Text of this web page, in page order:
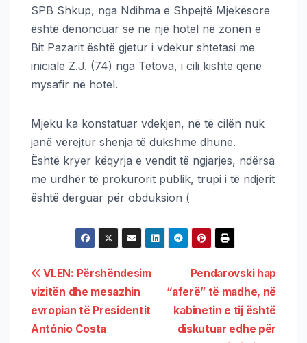
SPB Shkup, nga Ndihma e Shpejtë Mjekësore
është denoncuar se në një hotel në zonën e
Bit Pazarit është gjetur i vdekur shtetasi me
iniciale Z.J. (74) nga Tetova, i cili kishte qenë
mysafir në hotel.
​Mjeku ka konstatuar vdekjen, në të cilën nuk
janë vërejtur shenja të dukshme dhune.
​Është kryer këqyrja e vendit të ngjarjes, ndërsa
me urdhër të prokurorit publik, trupi i të ndjerit
është dërguar për obduksion (
Pendarovski hap
“aferë” të madhe, në
kabinetin e tij është
diskutuar edhe për
VLEN: Përshëndesim
vizitën dhe mesazhin
evropian të Presidentit
António Costa